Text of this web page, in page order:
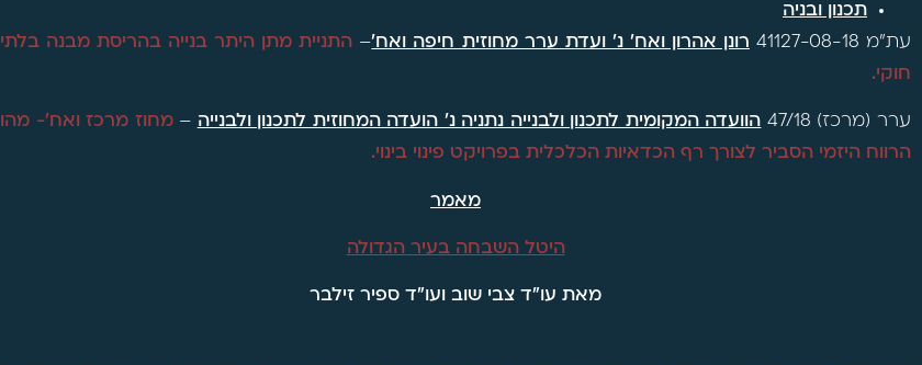
תכנון ובניה
עת"מ 41127-08-18
רונן אהרון ואח' נ' ועדת ערר מחוזית חיפה ואח'– התניית מתן היתר בנייה בהריסת מבנה בלתי
חוקי.
ערר (מרכז) 47/18 הוועדה המקומית לתכנון ולבנייה נתניה נ' הועדה המחוזית לתכנון ולבנייה – מחוז מרכז ואח'- מהו
הרווח היזמי הסביר לצורך רף הכדאיות הכלכלית בפרויקט פינוי בינוי.
מאמר
היטל השבחה בעיר הגדולה
מאת עו"ד צבי שוב ועו"ד ספיר זילבר